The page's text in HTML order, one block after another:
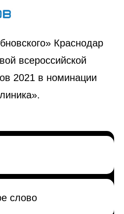
слово
Краснодар
всероссийской
2021 в номинации